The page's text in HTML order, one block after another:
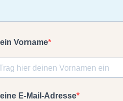
Vorname
E-Mail-Adresse